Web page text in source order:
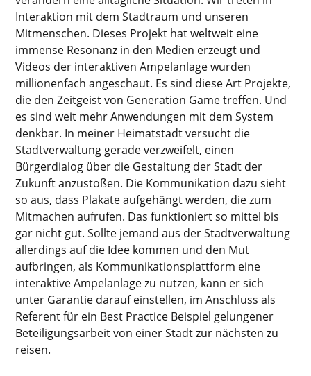
Interaktion mit dem Stadtraum und unseren
Mitmenschen. Dieses Projekt hat weltweit eine
immense Resonanz in den Medien erzeugt und
Videos der interaktiven Ampelanlage wurden
millionenfach angeschaut. Es sind diese Art Projekte,
die den Zeitgeist von Generation Game treffen. Und
es sind weit mehr Anwendungen mit dem System
denkbar. In meiner Heimatstadt versucht die
Stadtverwaltung gerade verzweifelt, einen
Bürgerdialog über die Gestaltung der Stadt der
Zukunft anzustoßen. Die Kommunikation dazu sieht
so aus, dass Plakate aufgehängt werden, die zum
Mitmachen aufrufen. Das funktioniert so mittel bis
gar nicht gut. Sollte jemand aus der Stadtverwaltung
allerdings auf die Idee kommen und den Mut
aufbringen, als Kommunikationsplattform eine
interaktive Ampelanlage zu nutzen, kann er sich
unter Garantie darauf einstellen, im Anschluss als
Referent für ein Best Practice Beispiel gelungener
Beteiligungsarbeit von einer Stadt zur nächsten zu
reisen.